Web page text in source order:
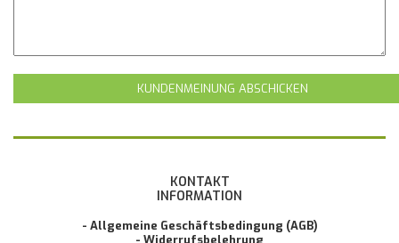
KUNDENMEINUNG ABSCHICKEN
KONTAKT
INFORMATION
- Allgemeine Geschäftsbedingung (AGB)